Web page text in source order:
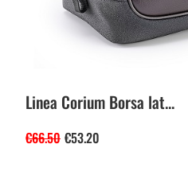
Linea Corium Borsa lat...
€66.50 €53.20